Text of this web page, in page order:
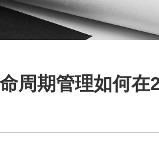
周期管理如何在